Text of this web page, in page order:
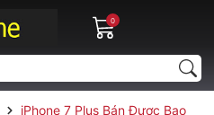
0
iPhone 7 Plus Bán Được Bao